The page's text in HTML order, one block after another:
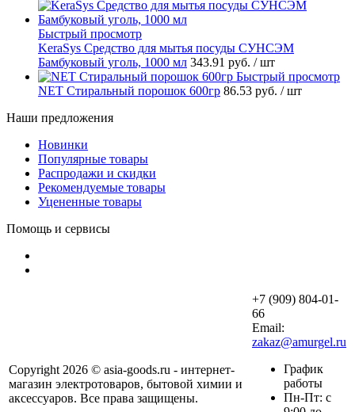
Быстрый просмотр
KeraSys Средство для мытья посуды СУНСЭМ
Бамбуковый уголь, 1000 мл 343.91 руб. / шт
Быстрый просмотр
NET Стиральный порошок 600гр 86.53 руб. / шт
Наши предложения
Новинки
Популярные товары
Распродажи и скидки
Рекомендуемые товары
Уцененные товары
Помощь и сервисы
Copyright 2026 © asia-goods.ru - интернет-
магазин электротоваров, бытовой химии и
аксессуаров. Все права защищены.
+7 (909) 804-01-
66
Email:
zakaz@amurgel.ru
График
работы
Пн-Пт: с